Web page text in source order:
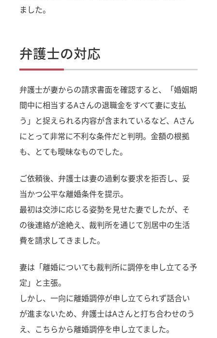
ました。
弁護士の対応
弁護士が妻からの請求書面を確認すると、「婚姻期
間中に相当するAさんの退職金をすべて妻に支払
う」と捉えられる内容が含まれているなど、Aさん
にとって非常に不利な条件だと判明。金額の根拠
も、とても曖昧なものでした。
ご依頼後、弁護士は妻の過剰な要求を拒否し、妥
当かつ公平な離婚条件を提示。
最初は交渉に応じる姿勢を見せた妻でしたが、そ
の後連絡が途絶え、裁判所を通じて別居中の生活
費を請求してきました。
妻は「離婚についても裁判所に調停を申し立てる予
定」と主張。
しかし、一向に離婚調停が申し立てられず話合い
が進まないため、弁護士はAさんと打ち合わせのう
え、こちらから離婚調停を申し立てました。